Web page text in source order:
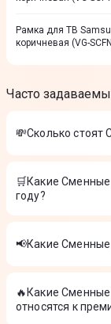
Рамка для ТВ
коричневая (VG-
Часто
💸Сколько стоят
Стоимость
интернет-
Рамка для ТВ
SCFA55TKBRU)-
🛒Какие
году?
Самые лучшие
мнению
Рамка для ТВ
SCFA55TKBRU)
📢Какие
На сегодня
Рамка для ТВ
899 ₴
🔥Какие
относятся к